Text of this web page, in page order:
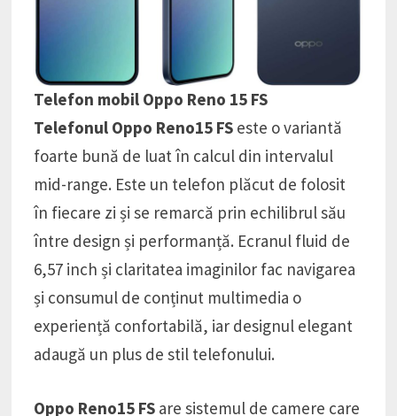
Telefon mobil Oppo Reno 15 FS
Telefonul Oppo Reno15 FS este o variantă
foarte bună de luat în calcul din intervalul
mid-range. Este un telefon plăcut de folosit
în fiecare zi și se remarcă prin echilibrul său
între design și performanță. Ecranul fluid de
6,57 inch și claritatea imaginilor fac navigarea
și consumul de conținut multimedia o
experiență confortabilă, iar designul elegant
adaugă un plus de stil telefonului.
Oppo Reno15 FS are sistemul de camere care